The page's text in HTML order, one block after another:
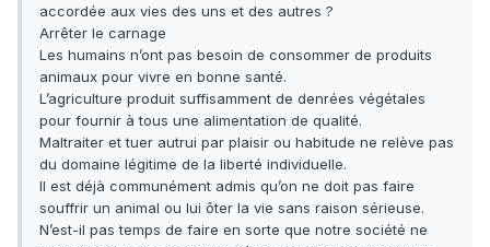
accordée aux vies des uns et des autres ?
Arrêter le carnage
Les humains n’ont pas besoin de consommer de produits
animaux pour vivre en bonne santé.
L’agriculture produit suffisamment de denrées végétales
pour fournir à tous une alimentation de qualité.
Maltraiter et tuer autrui par plaisir ou habitude ne relève pas
du domaine légitime de la liberté individuelle.
Il est déjà communément admis qu’on ne doit pas faire
souffrir un animal ou lui ôter la vie sans raison sérieuse.
N’est-il pas temps de faire en sorte que notre société ne